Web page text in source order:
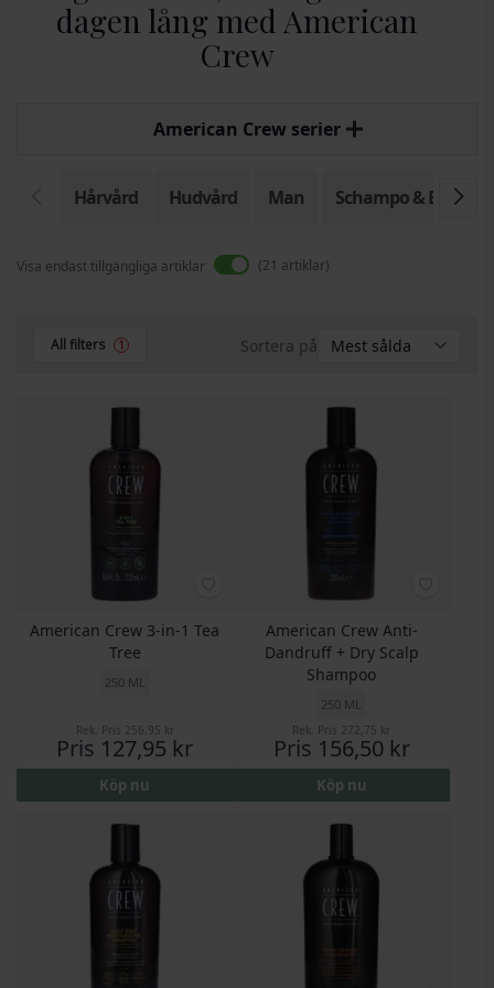
dagen lång med American
Crew
American Crew serier
Hårvård Hudvård Man Schampo & Balsam
Visa endast tillgängliga artiklar 21 artiklar
All filters 1 Sortera på
American Crew 3-in-1 Tea
Tree
250 ML
Rek. Pris 256,95 kr
Pris 127,95 kr
Köp nu
American Crew Anti-
Dandruff + Dry Scalp
Shampoo
250 ML
Rek. Pris 272,75 kr
Pris 156,50 kr
Köp nu